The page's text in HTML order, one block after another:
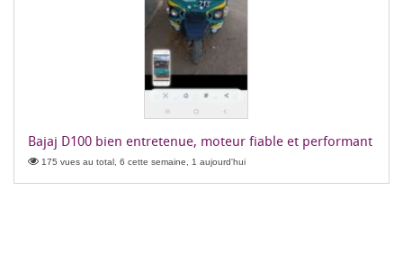
Bajaj D100 bien entretenue, moteur fiable et performant
175 vues au total, 6 cette semaine, 1 aujourd'hui